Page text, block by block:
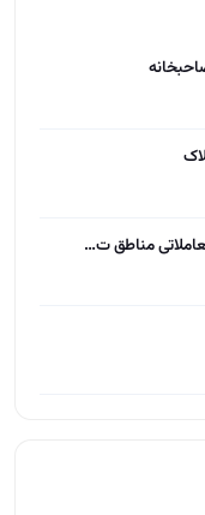
مناطق ت…